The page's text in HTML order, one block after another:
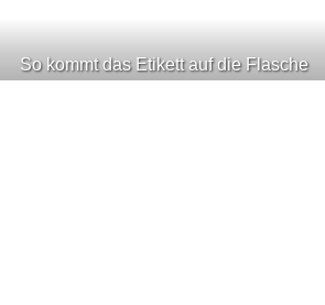
So kommt das Etikett auf die Flasche